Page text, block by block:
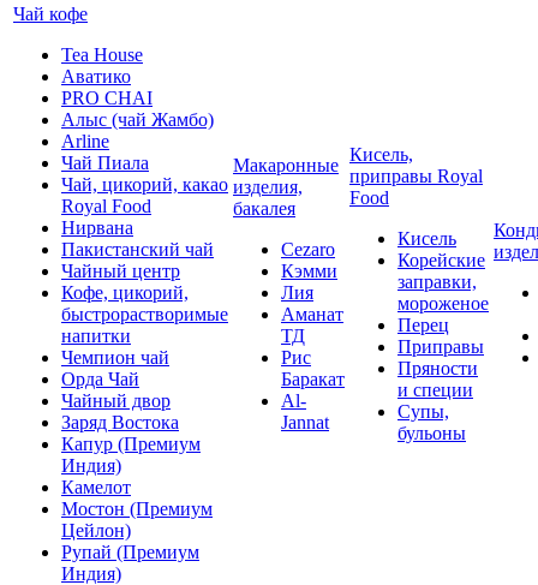
Чай кофе
Tea House
Аватико
PRO CHAI
Алыс (чай Жамбо)
Arline
Чай Пиала
Чай, цикорий, какао
Royal Food
Нирвана
Пакистанский чай
Чайный центр
Кофе, цикорий,
быстрорастворимые
напитки
Чемпион чай
Орда Чай
Чайный двор
Заряд Востока
Капур (Премиум
Индия)
Камелот
Мостон (Премиум
Цейлон)
Рупай (Премиум
Индия)
Макаронные
изделия,
бакалея
Cezaro
Кэмми
Лия
Аманат
ТД
Рис
Баракат
Al-
Jannat
Кисель,
приправы Royal
Food
Кисель
Корейские
заправки,
мороженое
Перец
Приправы
Пряности
и специи
Супы,
бульоны